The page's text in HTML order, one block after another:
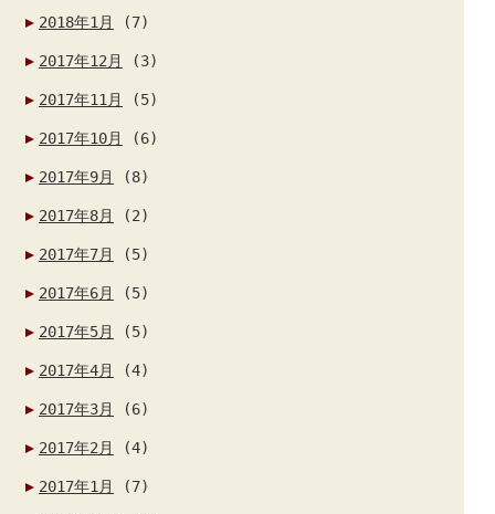
2018年1月 (7)
2017年12月 (3)
2017年11月 (5)
2017年10月 (6)
2017年9月 (8)
2017年8月 (2)
2017年7月 (5)
2017年6月 (5)
2017年5月 (5)
2017年4月 (4)
2017年3月 (6)
2017年2月 (4)
2017年1月 (7)